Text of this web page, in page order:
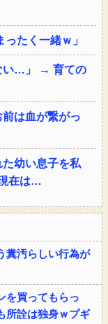
たく一緒ｗ」
い…」 → 育ての
は血が繋がっ
幼い息子を私
在は…
糞汚らしい行為が
を買ってもらっ
所詮は独身ｗプギ